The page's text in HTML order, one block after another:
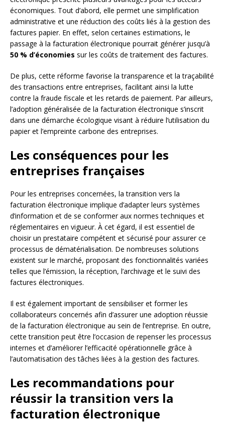
économiques. Tout d’abord, elle permet une simplification
administrative et une réduction des coûts liés à la gestion des
factures papier. En effet, selon certaines estimations, le
passage à la facturation électronique pourrait générer jusqu’à
50 % d’économies sur les coûts de traitement des factures.
De plus, cette réforme favorise la transparence et la traçabilité
des transactions entre entreprises, facilitant ainsi la lutte
contre la fraude fiscale et les retards de paiement. Par ailleurs,
l’adoption généralisée de la facturation électronique s’inscrit
dans une démarche écologique visant à réduire l’utilisation du
papier et l’empreinte carbone des entreprises.
Les conséquences pour les
entreprises françaises
Pour les entreprises concernées, la transition vers la
facturation électronique implique d’adapter leurs systèmes
d’information et de se conformer aux normes techniques et
réglementaires en vigueur. À cet égard, il est essentiel de
choisir un prestataire compétent et sécurisé pour assurer ce
processus de dématérialisation. De nombreuses solutions
existent sur le marché, proposant des fonctionnalités variées
telles que l’émission, la réception, l’archivage et le suivi des
factures électroniques.
Il est également important de sensibiliser et former les
collaborateurs concernés afin d’assurer une adoption réussie
de la facturation électronique au sein de l’entreprise. En outre,
cette transition peut être l’occasion de repenser les processus
internes et d’améliorer l’efficacité opérationnelle grâce à
l’automatisation des tâches liées à la gestion des factures.
Les recommandations pour
réussir la transition vers la
facturation électronique